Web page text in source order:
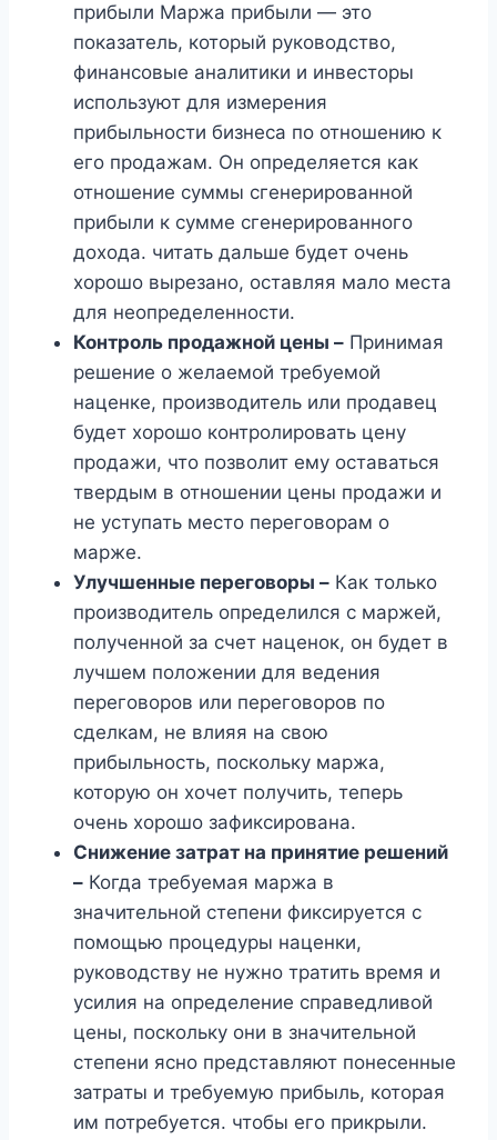
прибыли Маржа прибыли — это
показатель, который руководство,
финансовые аналитики и инвесторы
используют для измерения
прибыльности бизнеса по отношению к
его продажам. Он определяется как
отношение суммы сгенерированной
прибыли к сумме сгенерированного
дохода. читать дальше будет очень
хорошо вырезано, оставляя мало места
для неопределенности.
Контроль продажной цены – Принимая
решение о желаемой требуемой
наценке, производитель или продавец
будет хорошо контролировать цену
продажи, что позволит ему оставаться
твердым в отношении цены продажи и
не уступать место переговорам о
марже.
Улучшенные переговоры – Как только
производитель определился с маржей,
полученной за счет наценок, он будет в
лучшем положении для ведения
переговоров или переговоров по
сделкам, не влияя на свою
прибыльность, поскольку маржа,
которую он хочет получить, теперь
очень хорошо зафиксирована.
Снижение затрат на принятие решений
– Когда требуемая маржа в
значительной степени фиксируется с
помощью процедуры наценки,
руководству не нужно тратить время и
усилия на определение справедливой
цены, поскольку они в значительной
степени ясно представляют понесенные
затраты и требуемую прибыль, которая
им потребуется. чтобы его прикрыли.